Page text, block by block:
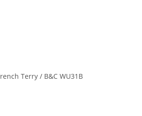
Terry / B&C WU31B